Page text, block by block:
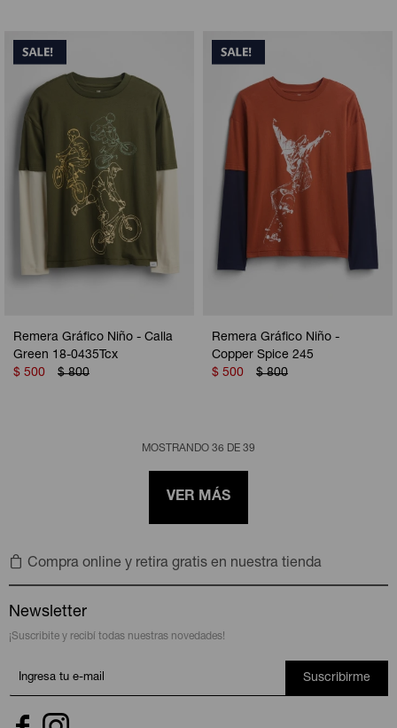
Remera Gráfico Niño - Calla
Green 18-0435Tcx
$ 500 $ 800
Remera Gráfico Niño -
Copper Spice 245
$ 500 $ 800
MOSTRANDO 36 DE 39
VER MÁS
Compra online y retira gratis en nuestra tienda
Newsletter
¡Suscribite y recibí todas nuestras novedades!
Suscribirme